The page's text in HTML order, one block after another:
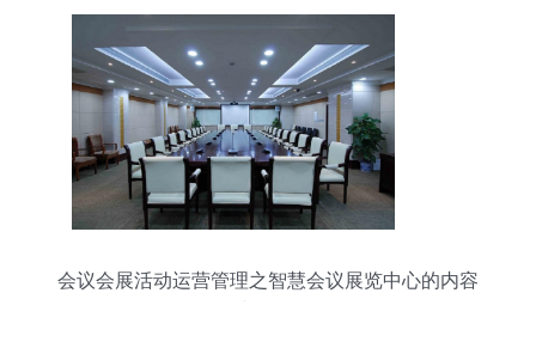
会议会展活动运营管理之智慧会议展览中心的内容